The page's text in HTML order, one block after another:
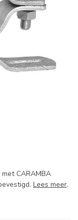
CARAMBA
Lees meer.